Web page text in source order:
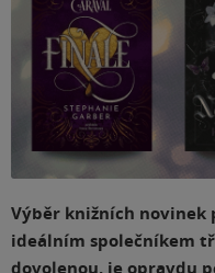
Výběr knižních novinek
ideálním společníkem
dovolenou, je opravdu